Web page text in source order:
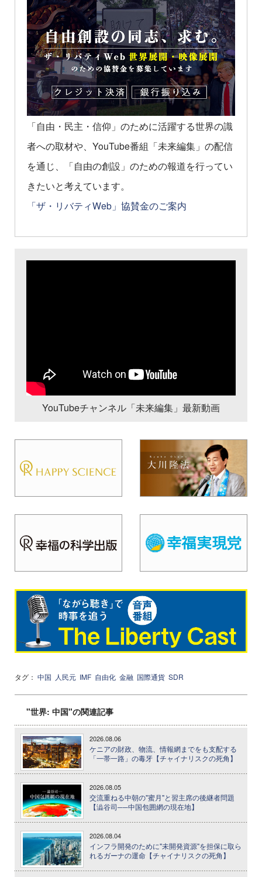
「自由・民主・信仰」のために活躍する世界の識
者への取材や、YouTube番組「未来編集」の配信
を通じ、「自由の創設」のための報道を行ってい
きたいと考えています。
「ザ・リバティWeb」協賛金のご案内
YouTubeチャンネル「未来編集」最新動画
タグ： 中国 人民元 IMF 自由化 金融 国際通貨 SDR
"世界: 中国"の関連記事
2026.08.06
ケニアの財政、物流、情報網までをも支配する
「一帯一路」の毒牙【チャイナリスクの死角】
2026.08.05
交流重ねる中朝の"蜜月"と習主席の後継者問題
【澁谷司──中国包囲網の現在地】
2026.08.04
インフラ開発のために"未開発資源"を担保に取ら
れるガーナの運命【チャイナリスクの死角】